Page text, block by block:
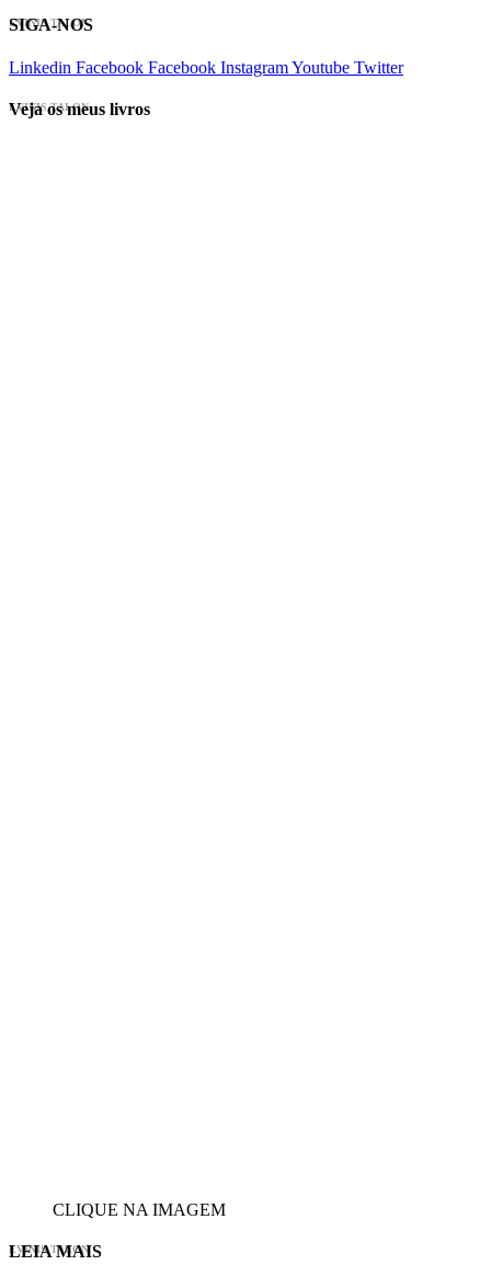
EVINIS TALON
SIGA-NOS
Linkedin Facebook Facebook InstagramYoutube Twitter
EVINIS TALON
Veja os meus livros
CLIQUE NA IMAGEM
EVINIS TALON
LEIA MAIS